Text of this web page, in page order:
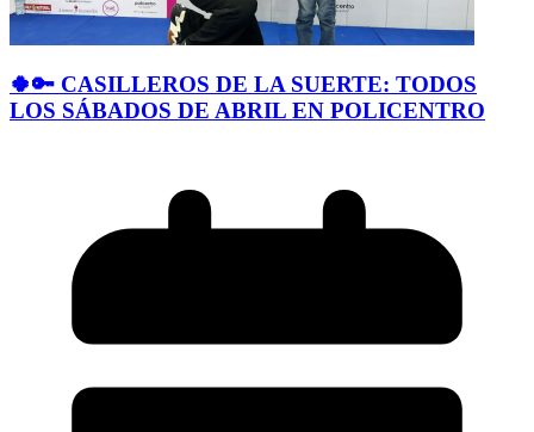
🍀🔑 CASILLEROS DE LA SUERTE: TODOS
LOS SÁBADOS DE ABRIL EN POLICENTRO